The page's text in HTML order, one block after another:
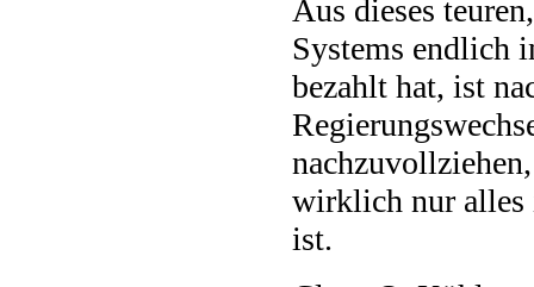
Aus dieses
Systems endlich
bezahlt hat, ist
wirklich nur alles
ist.